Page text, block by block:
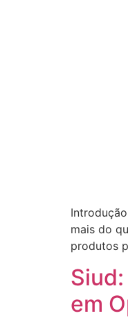
mais do
produtos
em